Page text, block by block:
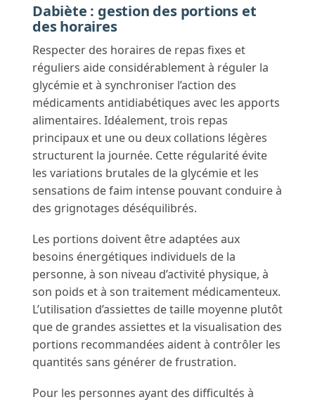
Dabiète : gestion des portions et
des horaires
Respecter des horaires de repas fixes et
réguliers aide considérablement à réguler la
glycémie et à synchroniser l’action des
médicaments antidiabétiques avec les apports
alimentaires. Idéalement, trois repas
principaux et une ou deux collations légères
structurent la journée. Cette régularité évite
les variations brutales de la glycémie et les
sensations de faim intense pouvant conduire à
des grignotages déséquilibrés.
Les portions doivent être adaptées aux
besoins énergétiques individuels de la
personne, à son niveau d’activité physique, à
son poids et à son traitement médicamenteux.
L’utilisation d’assiettes de taille moyenne plutôt
que de grandes assiettes et la visualisation des
portions recommandées aident à contrôler les
quantités sans générer de frustration.
Pour les personnes ayant des difficultés à